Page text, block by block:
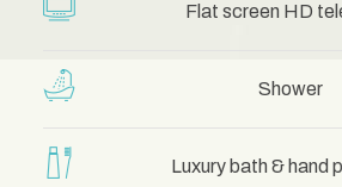
Flat screen HD
Shower
Luxury bath & hand